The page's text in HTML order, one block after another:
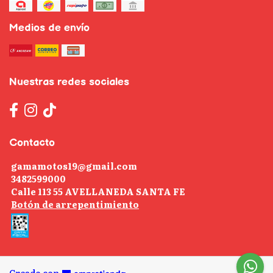
Medios de envío
Nuestras redes sociales
Contacto
gamamotos19@gmail.com
3482599000
Calle 113 55 AVELLANEDA SANTA FE
Botón de arrepentimiento